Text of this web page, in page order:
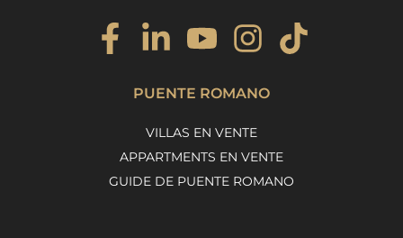
PUENTE ROMANO
VILLAS EN VENTE
APPARTMENTS EN VENTE
GUIDE DE PUENTE ROMANO